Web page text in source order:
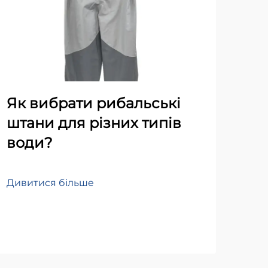
Як вибрати рибальські
штани для різних типів
води?
Дивитися більше